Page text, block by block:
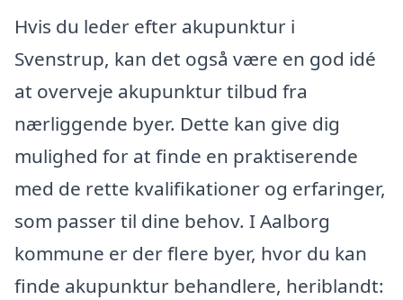
Hvis du leder efter akupunktur i
Svenstrup, kan det også være en god idé
at overveje akupunktur tilbud fra
nærliggende byer. Dette kan give dig
mulighed for at finde en praktiserende
med de rette kvalifikationer og erfaringer,
som passer til dine behov. I Aalborg
kommune er der flere byer, hvor du kan
finde akupunktur behandlere, heriblandt: